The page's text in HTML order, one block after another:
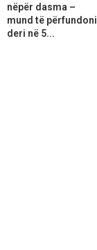
nëpër dasma –
mund të përfundoni
deri në 5...